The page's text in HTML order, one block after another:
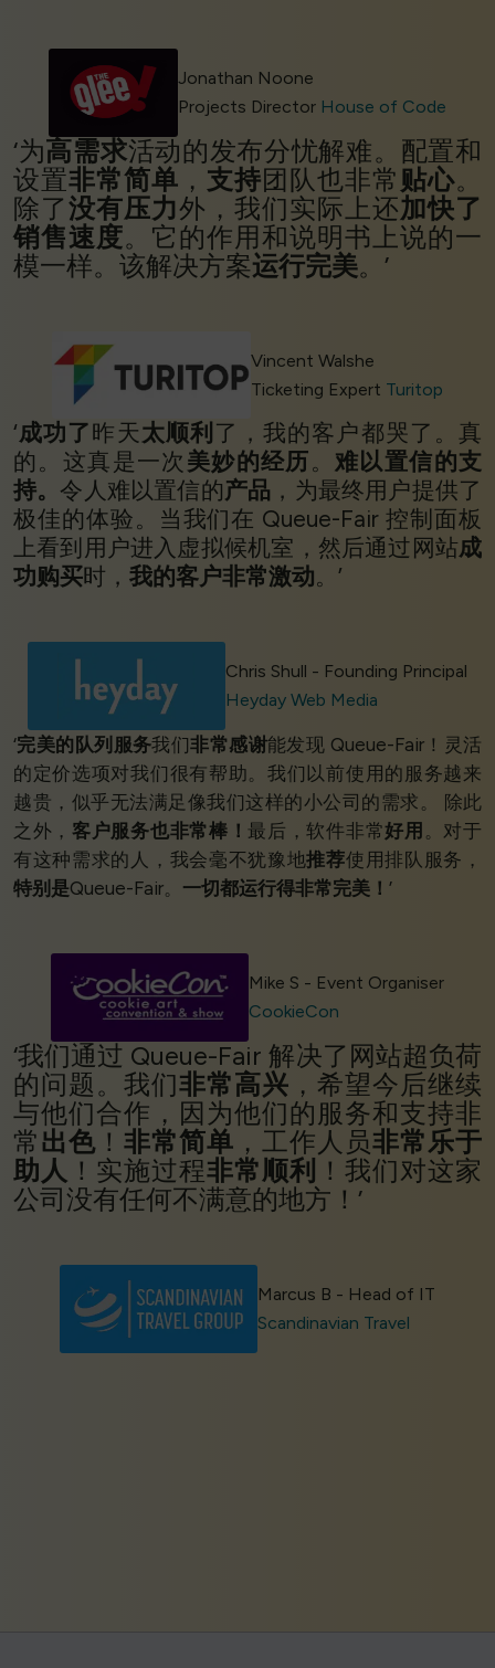
Jonathan Noone
Projects Director House of Code
‘为高需求活动的发布分忧解难。配置和
设置非常简单 ， 支持团队也非常 贴心。
除了没有压力外，我们实际上还加快了
销售速度。它的作用和说明书上说的一
模一样。该解决方案运行完美。’
Vincent Walshe
Ticketing Expert Turitop
‘成功了昨天太顺利 了，我的客户都哭了。真
的。这真是一次 美妙的经历。 难以置信的支
持。 令人难以置信的产品 ，为最终用户提供了
极佳的体验。当我们在 Queue-Fair 控制面板
上看到用户进入虚拟候机室，然后通过网站成
功购买时， 我的客户非常激动。’
Chris Shull - Founding Principal
Heyday Web Media
‘完美的队列服务我们非常感谢能发现 Queue-Fair！灵活
的定价选项对我们很有帮助。我们以前使用的服务越来
越贵，似乎无法满足像我们这样的小公司的需求。 除此
之外，客户服务也非常棒！最后，软件非常好用 。对于
有这种需求的人，我会毫不犹豫地推荐使用排队服务，
特别是Queue-Fair。 一切都运行得非常完美！ ’
Mike S - Event Organiser
CookieCon
‘我们通过 Queue-Fair 解决了网站超负荷
的问题。我们非常高兴 ，希望今后继续
与他们合作，因为他们的服务和支持非
常出色 ！ 非常简单 ，工作人员非常乐于
助人 ！实施过程非常顺利 ！我们对这家
公司没有任何不满意的地方！’
Marcus B - Head of IT
Scandinavian Travel